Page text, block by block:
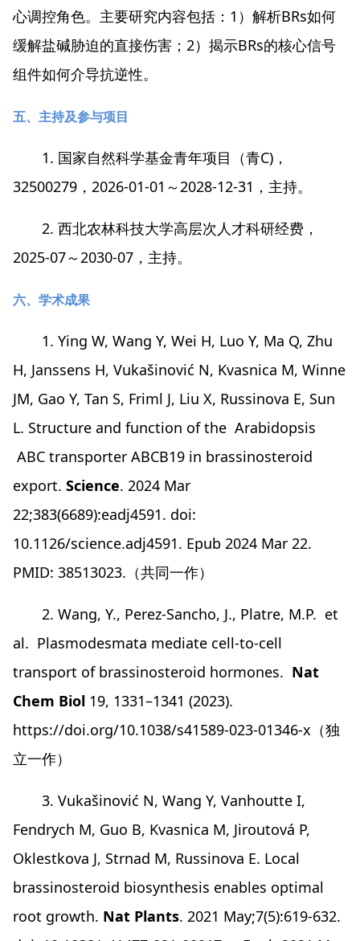
心调控角色。主要研究内容包括：1）解析BRs如何
缓解盐碱胁迫的直接伤害；2）揭示BRs的核心信号
组件如何介导抗逆性。
五、主持及参与项目
1. 国家自然科学基金青年项目（青C)，
32500279，2026-01-01～2028-12-31，主持。
2. 西北农林科技大学高层次人才科研经费，
2025-07～2030-07，主持。
六、学术成果
1. Ying W, Wang Y, Wei H, Luo Y, Ma Q, Zhu
H, Janssens H, Vukašinović N, Kvasnica M, Winne
JM, Gao Y, Tan S, Friml J, Liu X, Russinova E, Sun
L. Structure and function of the Arabidopsis
ABC transporter ABCB19 in brassinosteroid
export. Science. 2024 Mar
22;383(6689):eadj4591. doi:
10.1126/science.adj4591. Epub 2024 Mar 22.
PMID: 38513023.（共同一作）
2. Wang, Y., Perez-Sancho, J., Platre, M.P. et
al. Plasmodesmata mediate cell-to-cell
transport of brassinosteroid hormones. Nat
Chem Biol 19, 1331–1341 (2023).
https://doi.org/10.1038/s41589-023-01346-x（独
立一作）
3. Vukašinović N, Wang Y, Vanhoutte I,
Fendrych M, Guo B, Kvasnica M, Jiroutová P,
Oklestkova J, Strnad M, Russinova E. Local
brassinosteroid biosynthesis enables optimal
root growth. Nat Plants. 2021 May;7(5):619-632.